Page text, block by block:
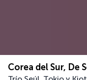
Corea del Sur, De